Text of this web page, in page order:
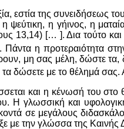
εστία της συνειδήσεως
ψεύτικη, η γήινος, η
13,14) [… ]. Δια τούτο
Πάντα η προτεραιότητα
μη σας μέλη, δώστε τα,
δώσετε με το θέλημά σας.
και η κένωσή του
Η γλωσσική και
σε μεγάλους
με την γλώσσα της